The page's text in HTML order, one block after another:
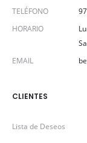
TELÉFONO
HORARIO
EMAIL
CLIENTES
Lista de Deseos